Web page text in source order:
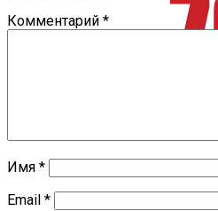
Комментарий *
Имя *
Email *